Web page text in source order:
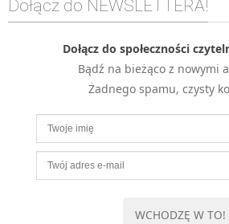
Dołącz do NEWSLETTERA!
Dołącz do społeczności
Bądź na bieżąco z nowymi
Żadnego spamu, czysty